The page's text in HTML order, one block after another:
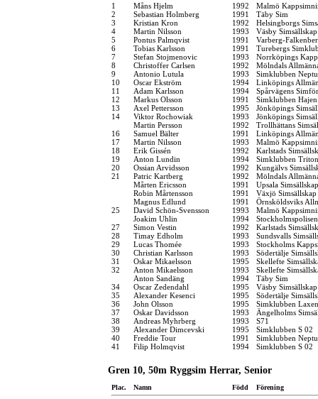
1 Måns Hjelm 1992
Malmö
2
Sebastian Holmberg 1991
Täby Sim
3
Kristian Kron 1992
Helsingborgs
4
Martin Nilsson 1993
Väsby Simsällskap
5
Pontus Palmqvist 1991
Varberg-
6
Tobias Karlsson 1991
Turebergs
7
Stefan Stojmenovic 1993
Norrköpings
8
Christoffer Carlsen 1992
Mölndals
9
Antonio Lutula 1993
Simklubben
10
Oscar Ekström 1994
Linköpings
11
Adam Karlsson 1994
Spårvägens
12
Markus Olsson 1991
Simklubben Hajen
13
Axel Pettersson 1995
Jönköpings
14
Viktor Rochowiak 1993
Jönköpings
Martin Persson
1992
Trollhättans
16
Samuel Bälter 1991
Linköpings
17
Martin Nilsson 1993
Malmö
18
Erik Gissén 1992
Karlstads
19
Anton Lundin 1994
Simklubben Triton
20
Ossian Arvidsson 1992
Kungälvs
21
Patric Kartberg 1992
Mölndals
Mårten Ericsson
1991
Upsala Simsällskap
Robin Mårtensson
1991
Växjö Simsällskap
Magnus Edlund
1991
Örnsköldsviks
25
David Schön-Svensson 1993
Malmö
Joakim Uhlin
1994
27
Simon Vestin 1992
Karlstads
28
Timay Edholm 1993
Sundsvalls
29
Lucas Thomée 1993
Stockholms
30
Christian Karlsson 1993
Södertälje
31
Oskar Mikaelsson 1995
Skellefte
32
Anton Mikaelsson 1993
Skellefte
Anton Sandäng
1994
Täby Sim
34
Oscar Zedendahl 1995
Väsby Simsällskap
35
Alexander Kesenci 1995
Södertälje
36
John Olsson 1995
Simklubben Laxen
37
Oskar Davidsson 1993
Ängelholms
38
Andreas Myhrberg 1993
S71
39
Alexander Dimcevski 1995
Simklubben S 02
40
Freddie Tour 1991
Simklubben
41
Filip Holmqvist 1994 Simklubben S 02
Gren 10, 50m Ryggsim Herrar, Senior
Plac. Namn Född Förening